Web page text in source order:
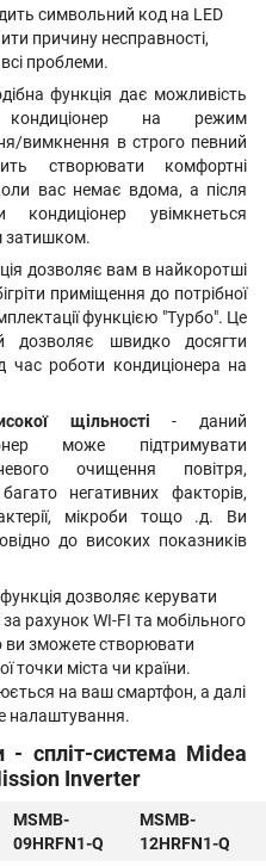
символьний код на LED
причину несправності,
проблеми.
функція дає можливість
на режим
вимкнення в строго певний
створювати комфортні
вас немає вдома, а після
увімкнеться
затишком.
дозволяє вам в найкоротші
приміщення до потрібної
функцією "Турбо". Це
швидко досягти
час роботи кондиціонера на
щільності - даний
може підтримувати
очищення повітря,
негативних факторів,
мікроби тощо .д. Ви
до високих показників
дозволяє керувати
рахунок WI-FI та мобільного
ви зможете створювати
точки міста чи країни.
на ваш смартфон, а далі
налаштування.
- спліт-система Midea
Inverter
MSMB-
09HRFN1-Q
MSMB-
12HRFN1-Q